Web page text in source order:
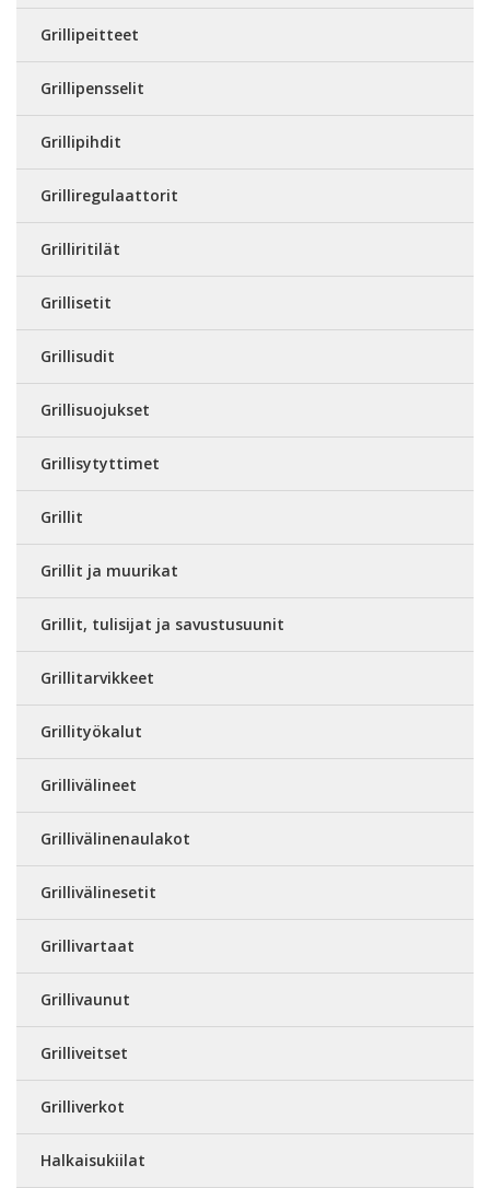
Grillipeitteet
Grillipensselit
Grillipihdit
Grilliregulaattorit
Grilliritilät
Grillisetit
Grillisudit
Grillisuojukset
Grillisytyttimet
Grillit
Grillit ja muurikat
Grillit, tulisijat ja savustusuunit
Grillitarvikkeet
Grillityökalut
Grillivälineet
Grillivälinenaulakot
Grillivälinesetit
Grillivartaat
Grillivaunut
Grilliveitset
Grilliverkot
Halkaisukiilat